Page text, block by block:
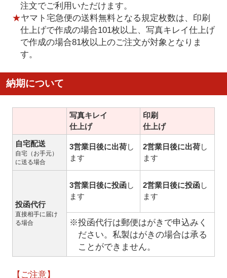
注文でご利用いただけます。
★ヤマト宅急便の送料無料となる規定枚数は、印刷
仕上げで作成の場合101枚以上、写真キレイ仕上げ
で作成の場合81枚以上のご注文が対象となりま
す。
納期について
写真キレイ
仕上げ
印刷
仕上げ
自宅配送
自宅（お手元）
に送る場合
3営業日後に出荷し
ます
2営業日後に出荷し
ます
投函代行
直接相手に届け
る場合
3営業日後に投函し
ます
2営業日後に投函し
ます
※投函代行は郵便はがきで申込みく
ださい。私製はがきの場合は承る
ことができません。
【ご注意】